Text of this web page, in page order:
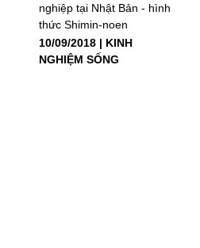
nghiệp tại Nhật Bản - hình
thức Shimin-noen
10/09/2018
KINH
NGHIỆM SỐNG